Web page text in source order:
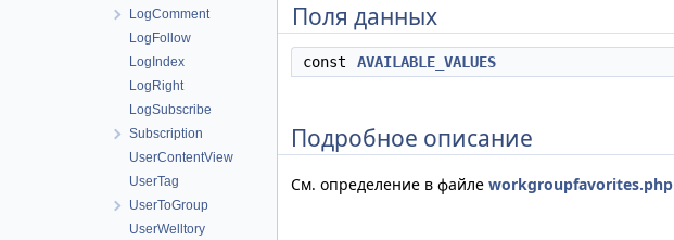
LogComment
LogFollow
LogIndex
LogRight
LogSubscribe
Subscription
UserContentView
UserTag
UserToGroup
UserWelltory
Поля данных
const AVAILABLE_VALUES
Подробное описание
См. определение в файле workgroupfavorites.php